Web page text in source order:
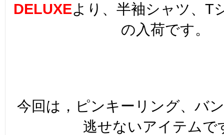
DELUXEより、半袖シャツ、T
の入荷です。
今回は，ピンキーリング、バ
逃せないアイテムで